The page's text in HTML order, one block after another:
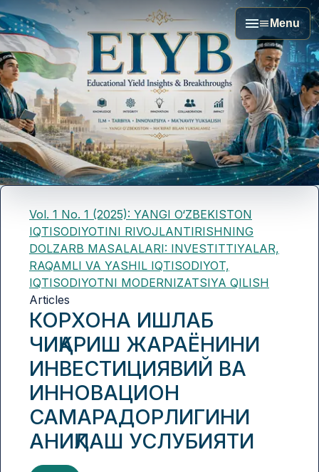
Menu
Vol. 1 No. 1 (2025): YANGI O‘ZBEKISTON
IQTISODIYOTINI RIVOJLANTIRISHNING
DOLZARB MASALALARI: INVESTITTIYALAR,
RAQAMLI VA YASHIL IQTISODIYOT,
IQTISODIYOTNI MODERNIZATSIYA QILISH
Articles
КОРХОНА ИШЛАБ
ЧИҚАРИШ ЖАРАЁНИНИ
ИНВЕСТИЦИЯВИЙ ВА
ИННОВАЦИОН
САМАРАДОРЛИГИНИ
АНИҚЛАШ УСЛУБИЯТИ